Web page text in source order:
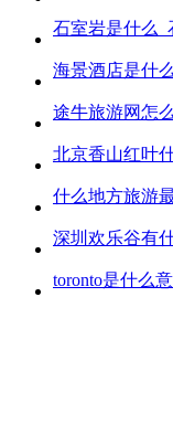
石室岩是什么_
海景酒店是什
途牛旅游网怎
北京香山红叶
什么地方旅游
深圳欢乐谷有
toronto是什么